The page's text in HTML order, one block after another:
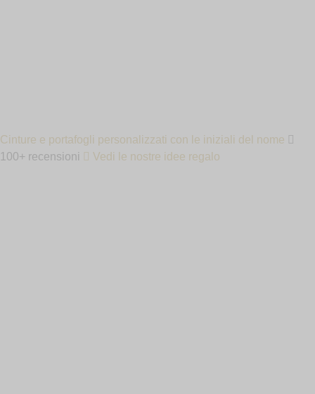
Cinture e portafogli personalizzati con le iniziali del nome
100+ recensioni
Vedi le nostre idee regalo